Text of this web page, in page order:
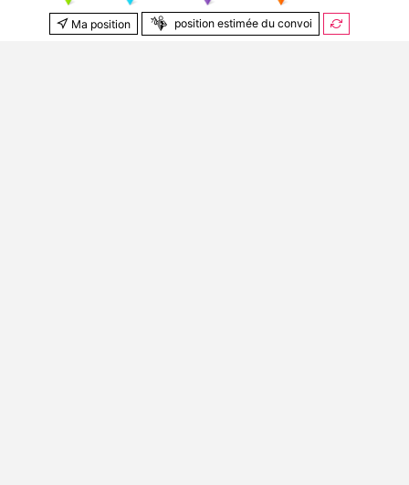
Ma position position estimée du convoi